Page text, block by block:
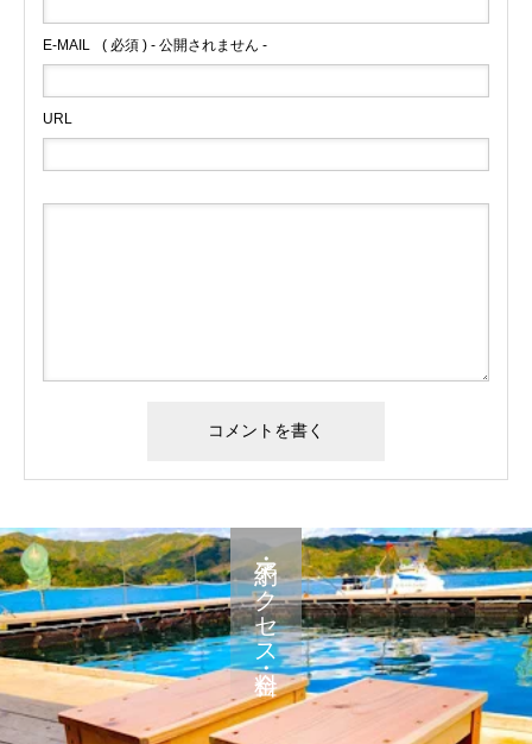
E-MAIL ( 必須 ) - 公開されません -
URL
予約・アクセス・料金